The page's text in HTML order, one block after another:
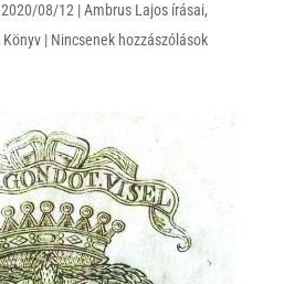
2020/08/12 |Ambrus Lajos írásai,
Könyv| Nincsenek hozzászólások